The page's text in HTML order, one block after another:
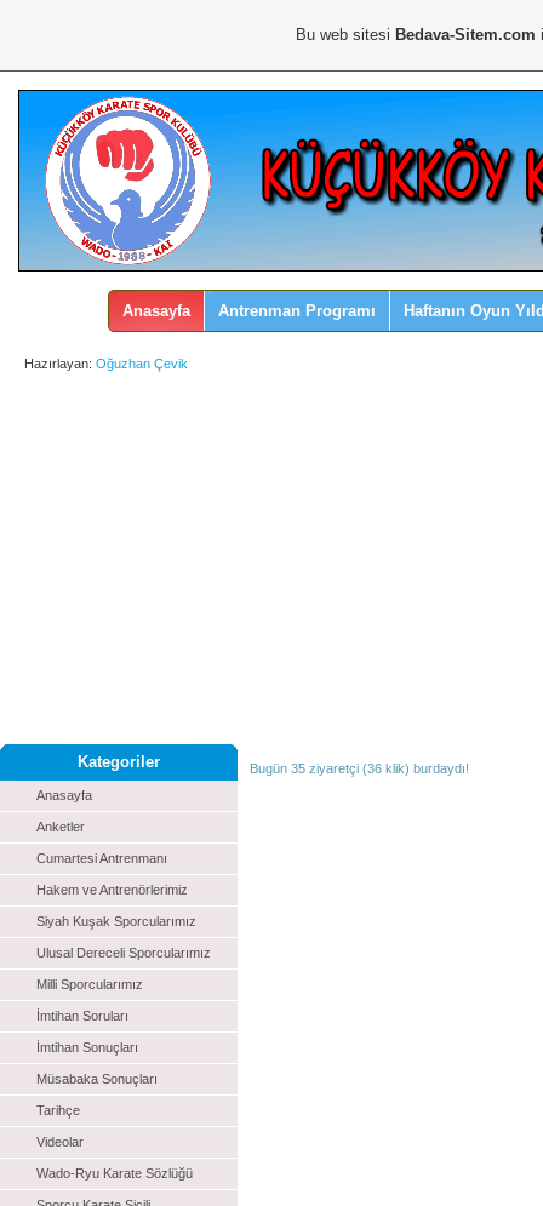
Anasayfa Antrenman Programı Haftanın Oyun
Hazırlayan: Oğuzhan Çevik
Kategoriler
Anasayfa
Anketler
Cumartesi Antrenmanı
Hakem ve Antrenörlerimiz
Siyah Kuşak Sporcularımız
Ulusal Dereceli Sporcularımız
Milli Sporcularımız
İmtihan Soruları
İmtihan Sonuçları
Müsabaka Sonuçları
Tarihçe
Videolar
Wado-Ryu Karate Sözlüğü
Bugün 35 ziyaretçi (36 klik) burdaydı!
Bu web sitesi Bedava-Sitem.com